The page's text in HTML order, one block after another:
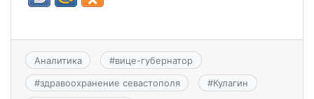
Аналитика #вице-губернатор
#здравоохранение севастополя #Кулагин